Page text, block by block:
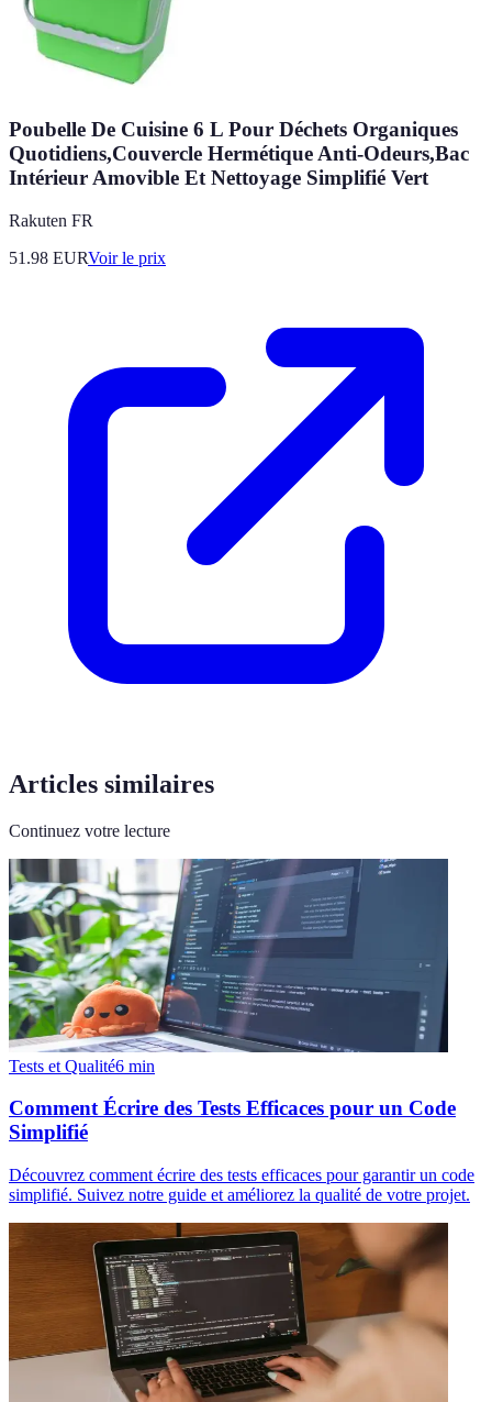
Poubelle De Cuisine 6 L Pour Déchets Organiques
Quotidiens,Couvercle Hermétique Anti-Odeurs,Bac
Intérieur Amovible Et Nettoyage Simplifié Vert
Rakuten FR
51.98 EURVoir le prix
Articles similaires
Continuez votre lecture
Tests et Qualité6 min
Comment Écrire des Tests Efficaces pour un Code
Simplifié
Découvrez comment écrire des tests efficaces pour garantir un code
simplifié. Suivez notre guide et améliorez la qualité de votre projet.